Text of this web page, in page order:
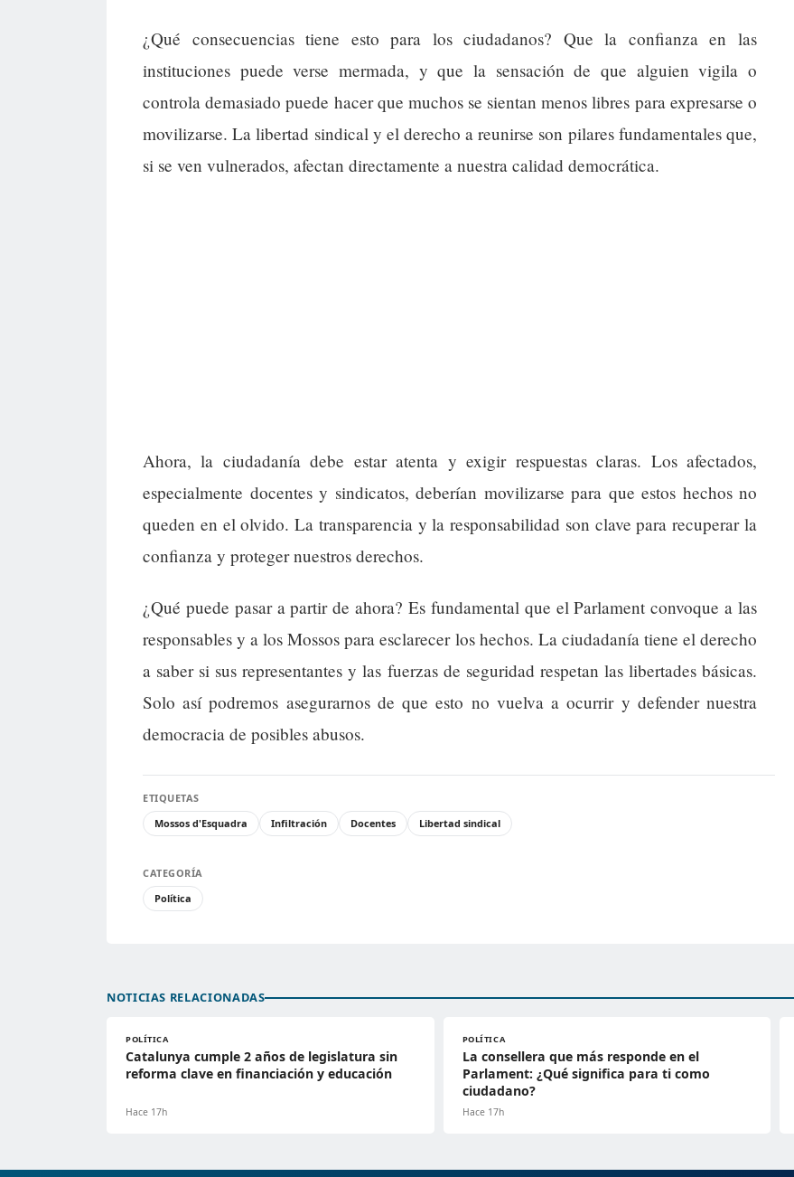
¿Qué consecuencias tiene esto para los ciudadanos? Que la confianza en las
instituciones puede verse mermada, y que la sensación de que alguien vigila o
controla demasiado puede hacer que muchos se sientan menos libres para expresarse o
movilizarse. La libertad sindical y el derecho a reunirse son pilares fundamentales que,
si se ven vulnerados, afectan directamente a nuestra calidad democrática.
Ahora, la ciudadanía debe estar atenta y exigir respuestas claras. Los afectados,
especialmente docentes y sindicatos, deberían movilizarse para que estos hechos no
queden en el olvido. La transparencia y la responsabilidad son clave para recuperar la
confianza y proteger nuestros derechos.
¿Qué puede pasar a partir de ahora? Es fundamental que el Parlament convoque a las
responsables y a los Mossos para esclarecer los hechos. La ciudadanía tiene el derecho
a saber si sus representantes y las fuerzas de seguridad respetan las libertades básicas.
Solo así podremos asegurarnos de que esto no vuelva a ocurrir y defender nuestra
democracia de posibles abusos.
ETIQUETAS
Mossos d'Esquadra
Infiltración Docentes Libertad sindical
CATEGORÍA
Política
NOTICIAS RELACIONADAS
POLÍTICA
Catalunya cumple 2 años de legislatura sin
reforma clave en financiación y educación
Hace 17h
POLÍTICA
La consellera que más responde en el
Parlament: ¿Qué significa para ti como
ciudadano?
Hace 17h